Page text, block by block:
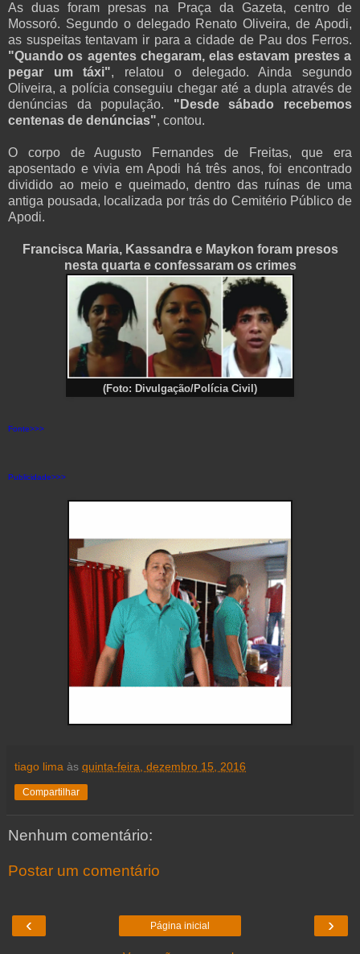
As duas foram presas na Praça da Gazeta, centro de
Mossoró. Segundo o delegado Renato Oliveira, de Apodi,
as suspeitas tentavam ir para a cidade de Pau dos Ferros.
"Quando os agentes chegaram, elas estavam prestes a
pegar um táxi", relatou o delegado. Ainda segundo
Oliveira, a polícia conseguiu chegar até a dupla através de
denúncias da população. "Desde sábado recebemos
centenas de denúncias", contou.
O corpo de Augusto Fernandes de Freitas, que era
aposentado e vivia em Apodi há três anos, foi encontrado
dividido ao meio e queimado, dentro das ruínas de uma
antiga pousada, localizada por trás do Cemitério Público de
Apodi.
Francisca Maria, Kassandra e Maykon foram presos
nesta quarta e confessaram os crimes
(Foto: Divulgação/Polícia Civil)
Fonte>>>
Publicidade>>>
tiago lima às quinta-feira, dezembro 15, 2016
Compartilhar
Nenhum comentário:
Postar um comentário
‹ ›
Página inicial